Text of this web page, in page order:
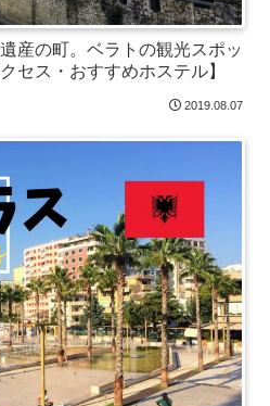
産の町。ベラトの観光スポッ
セス・おすすめホステル】
2019.08.07